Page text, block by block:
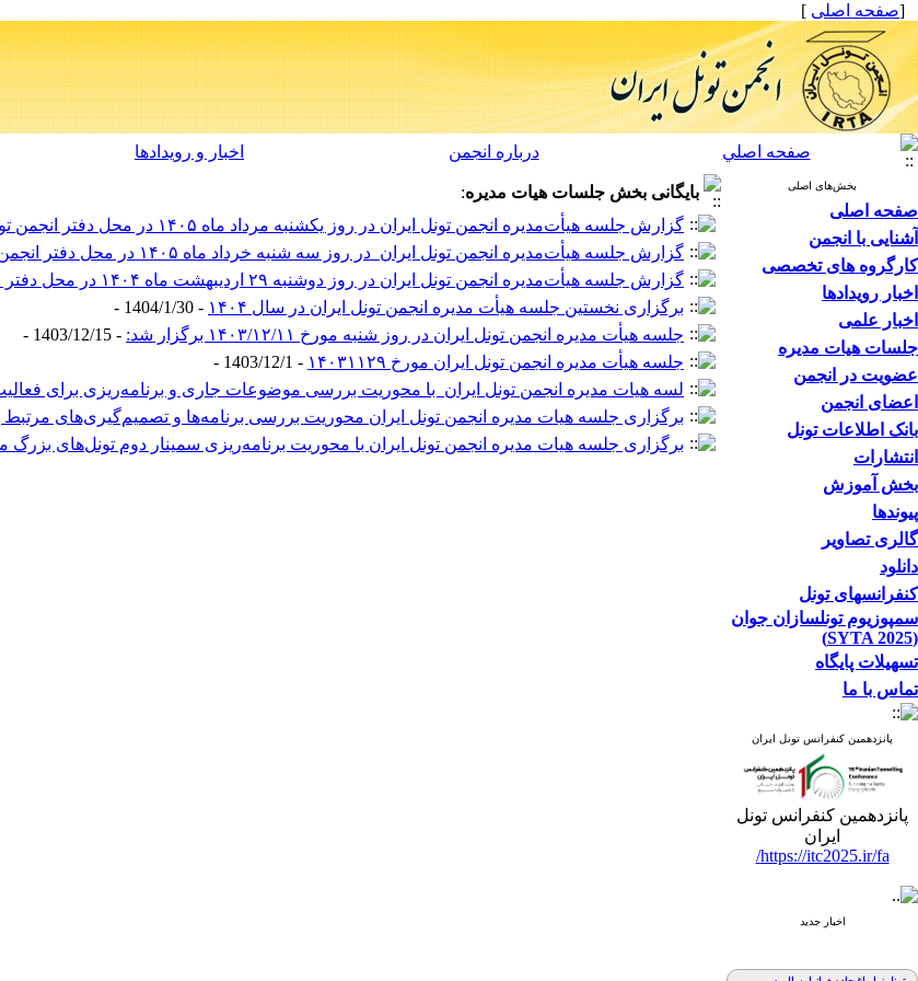
[صفحه اصلی ]
صفحه اصلي درباره انجمن اخبار و رویدادها
بخش‌های اصلی
صفحه اصلی
آشنایی با انجمن
کارگروه های تخصصی
اخبار رویدادها
اخبار علمی
جلسات هیات مدیره
عضویت در انجمن
اعضای انجمن
بانک اطلاعات تونل
انتشارات
بخش آموزش
پیوندها
گالری تصاویر
دانلود
کنفرانسهای تونل
سمپوزیوم تونلسازان جوان
(SYTA 2025)
تسهیلات پایگاه
تماس با ما
پانزدهمین کنفرانس تونل ایران
پانزدهمین کنفرانس تونل
ایران
https://itc2025.ir/fa/
اخبار جدید
تونل زیارباغ جاده هراز امسال به
بایگانی بخش جلسات هیات مدیره:
گزارش جلسه هیأت‌مدیره انجمن تونل ایران در روز یکشنبه مرداد ماه ۱۴۰۵ در محل دفتر انجمن تونل ایران
گزارش جلسه هیأت‌مدیره انجمن تونل ایران در روز سه شنبه خرداد ماه ۱۴۰۵ در محل دفتر انجمن تونل ایران
گزارش جلسه هیأت‌مدیره انجمن تونل ایران در روز دوشنبه ۲۹ اردیبهشت ماه ۱۴۰۴ در محل دفتر انجمن تونل ایران
برگزاری نخستین جلسه هیأت مدیره انجمن تونل ایران در سال ۱۴۰۴
- 1404/1/30 -
جلسه هیأت مدیره انجمن تونل ایران در روز شنبه مورخ ۱۴۰۳/۱۲/۱۱ برگزار شد:
- 1403/12/15 -
جلسه هیأت مدیره انجمن تونل ایران مورخ ۱۴۰۳۱۱۲۹
- 1403/12/1 -
لسه هیات مدیره انجمن تونل ایران با محوریت بررسی موضوعات جاری و برنامه‌ریزی برای فعالیت‌های
برگزاری جلسه هیات مدیره انجمن تونل ایران محوریت بررسی برنامه‌ها و تصمیم‌گیری‌های مرتبط
برگزاری جلسه هیات مدیره انجمن تونل ایران با محوریت برنامه‌ریزی سمینار دوم تونل‌های بزرگ مقطع